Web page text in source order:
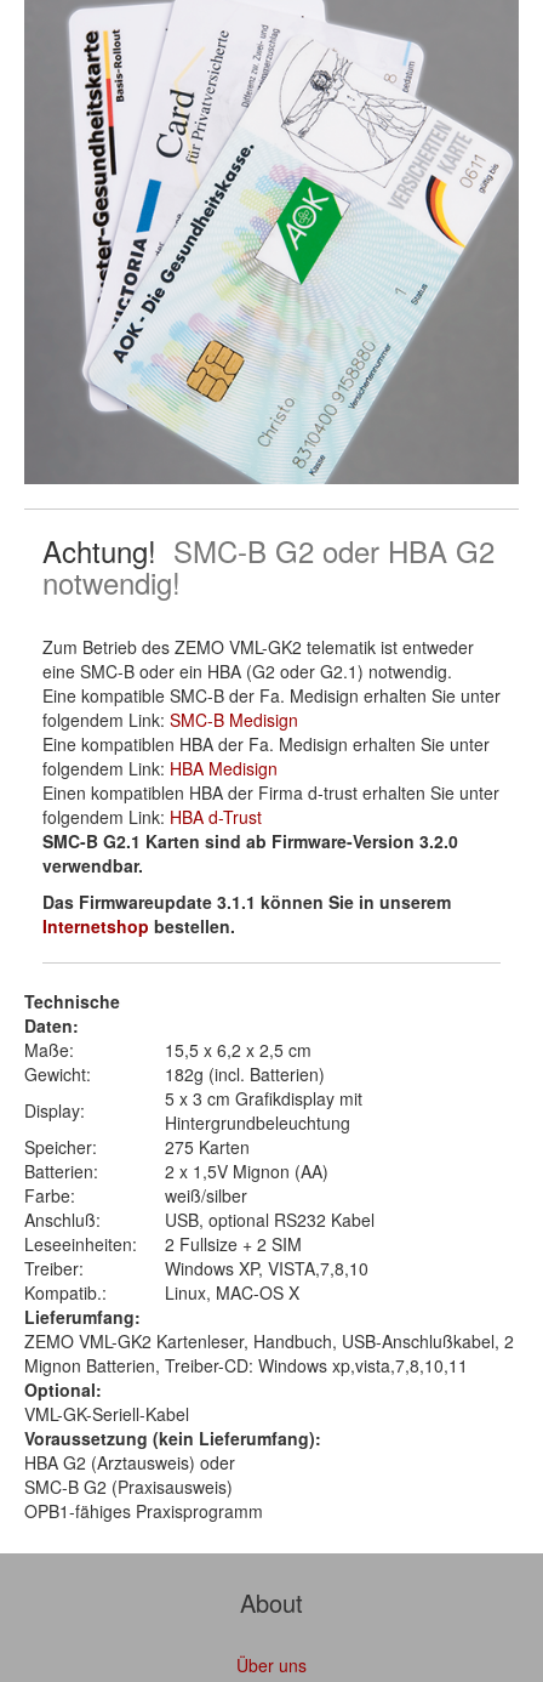
Achtung! SMC-B G2 oder HBA G2
notwendig!
Zum Betrieb des ZEMO VML-GK2 telematik ist entweder
eine SMC-B oder ein HBA (G2 oder G2.1) notwendig.
Eine kompatible SMC-B der Fa. Medisign erhalten Sie unter
folgendem Link: SMC-B Medisign
Eine kompatiblen HBA der Fa. Medisign erhalten Sie unter
folgendem Link: HBA Medisign
Einen kompatiblen HBA der Firma d-trust erhalten Sie unter
folgendem Link: HBA d-Trust
SMC-B G2.1 Karten sind ab Firmware-Version 3.2.0
verwendbar.
Das Firmwareupdate 3.1.1 können Sie in unserem
Internetshop bestellen.
Technische
Daten:
Maße:
15,5 x 6,2 x 2,5 cm
Gewicht:
182g (incl. Batterien)
Display:
5 x 3 cm Grafikdisplay mit
Hintergrundbeleuchtung
Speicher:
275 Karten
Batterien:
2 x 1,5V Mignon (AA)
Farbe:
weiß/silber
Anschluß:
USB, optional RS232 Kabel
Leseeinheiten:
2 Fullsize + 2 SIM
Treiber:
Windows XP, VISTA,7,8,10
Kompatib.:
Linux, MAC-OS X
Lieferumfang:
ZEMO VML-GK2 Kartenleser, Handbuch, USB-Anschlußkabel, 2
Mignon Batterien, Treiber-CD: Windows xp,vista,7,8,10,11
Optional:
VML-GK-Seriell-Kabel
Voraussetzung (kein Lieferumfang):
HBA G2 (Arztausweis) oder
SMC-B G2 (Praxisausweis)
OPB1-fähiges Praxisprogramm
About
Über uns